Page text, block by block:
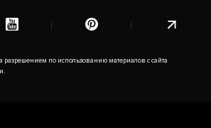
разрешением по использованию материалов с сайта